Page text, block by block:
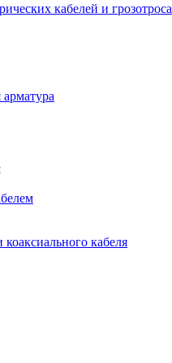
кабелей и грозотроса
кабеля